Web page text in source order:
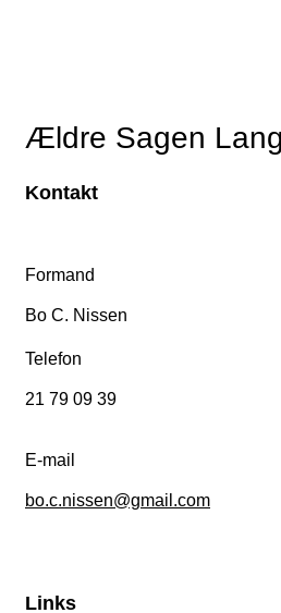
Ældre Sagen
Kontakt
Formand
Bo C. Nissen
Telefon
21 79 09 39
E-mail
bo.c.nissen@gmail.com
Links